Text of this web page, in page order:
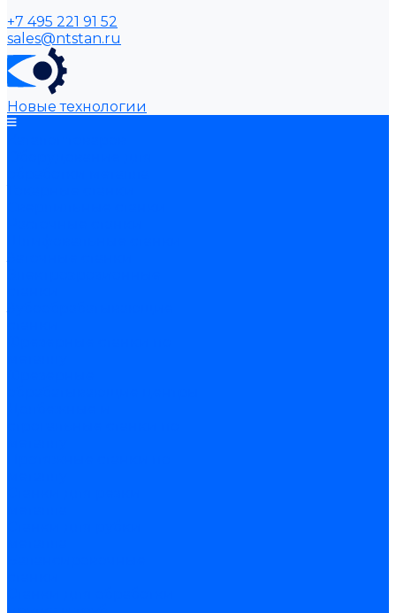
+7 495 221 91 52
sales@ntstan.ru
Новые технологии